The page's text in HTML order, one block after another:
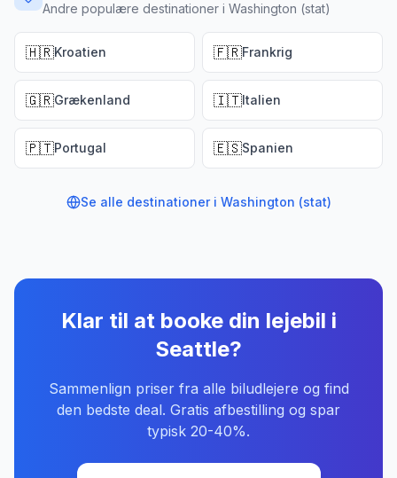
Andre populære destinationer i Washington (stat)
🇭🇷Kroatien 🇫🇷Frankrig
🇬🇷Grækenland 🇮🇹Italien
🇵🇹Portugal 🇪🇸Spanien
Se alle destinationer i Washington (stat)
Klar til at booke din lejebil i
Seattle?
Sammenlign priser fra alle biludlejere og find
den bedste deal. Gratis afbestilling og spar
typisk 20-40%.